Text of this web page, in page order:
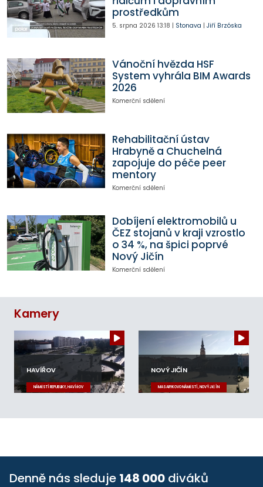
prostředkům
5. srpna 2026 13:18 | Stonava | Jiří Brzóska
Vánoční hvězda HSF
System vyhrála BIM Awards
2026
Komerční sdělení
Rehabilitační ústav
Hrabyně a Chuchelná
zapojuje do péče peer
mentory
Komerční sdělení
Dobíjení elektromobilů u
ČEZ stojanů v kraji vzrostlo
o 34 %, na špici poprvé
Nový Jičín
Komerční sdělení
Kamery
HAVÍŘOV
NÁMĚSTÍ REPUBLIKY, HAVÍŘOV
NOVÝ JIČÍN
MASARYKOVO NÁMĚSTÍ, NOVÝ JIČÍN
Denně nás sleduje 148 000 diváků